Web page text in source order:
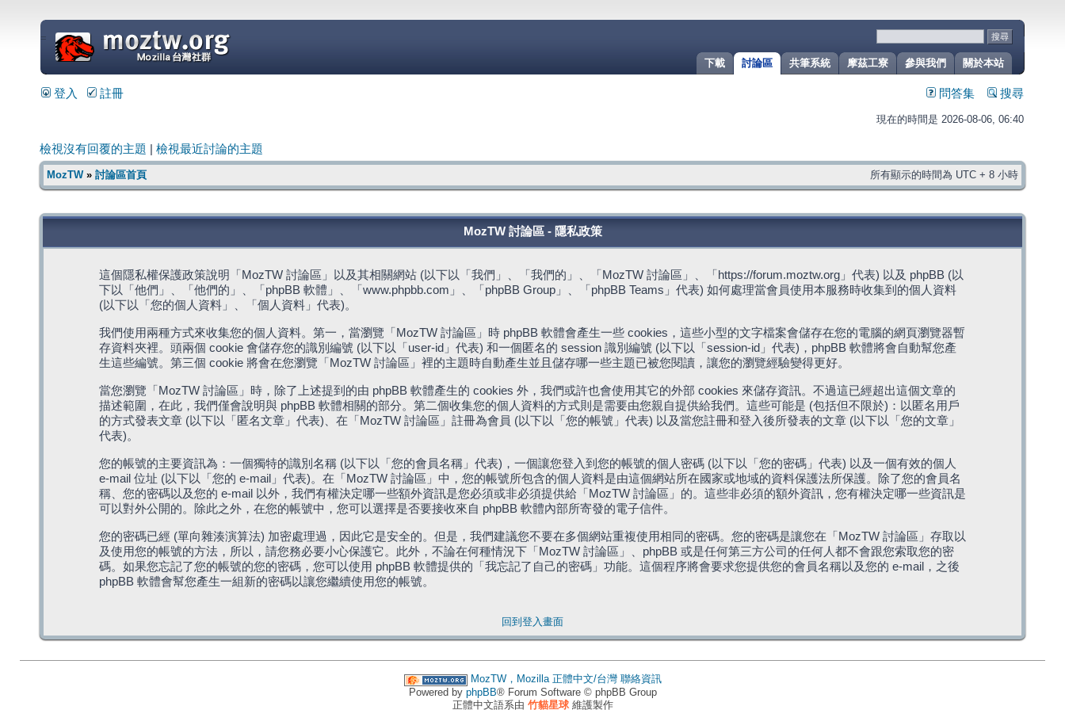
關於本站
參與我們
摩茲工寮
共筆系統
討論區
下載
=
登入 註冊 問答集 搜尋
現在的時間是 2026-08-06, 06:40
檢視沒有回覆的主題 檢視最近討論的主題
MozTW» 討論區首頁 所有顯示的時間為 UTC + 8 小時
MozTW 討論區 - 隱私政策
這個隱私權保護政策說明「MozTW 討論區」以及其相關網站 (以下以「我們」、「我們的」、「MozTW 討論區」、「https://forum.moztw.org」代表) 以及 phpBB (以
下以「他們」、「他們的」、「phpBB 軟體」、「www.phpbb.com」、「phpBB Group」、「phpBB Teams」代表) 如何處理當會員使用本服務時收集到的個人資料
(以下以「您的個人資料」、「個人資料」代表)。
我們使用兩種方式來收集您的個人資料。第一，當瀏覽「MozTW 討論區」時 phpBB 軟體會產生一些 cookies，這些小型的文字檔案會儲存在您的電腦的網頁瀏覽器暫
存資料夾裡。頭兩個 cookie 會儲存您的識別編號 (以下以「user-id」代表) 和一個匿名的 session 識別編號 (以下以「session-id」代表)，phpBB 軟體將會自動幫您產
生這些編號。第三個 cookie 將會在您瀏覽「MozTW 討論區」裡的主題時自動產生並且儲存哪一些主題已被您閱讀，讓您的瀏覽經驗變得更好。
當您瀏覽「MozTW 討論區」時，除了上述提到的由 phpBB 軟體產生的 cookies 外，我們或許也會使用其它的外部 cookies 來儲存資訊。不過這已經超出這個文章的
描述範圍，在此，我們僅會說明與 phpBB 軟體相關的部分。第二個收集您的個人資料的方式則是需要由您親自提供給我們。這些可能是 (包括但不限於)：以匿名用戶
的方式發表文章 (以下以「匿名文章」代表)、在「MozTW 討論區」註冊為會員 (以下以「您的帳號」代表) 以及當您註冊和登入後所發表的文章 (以下以「您的文章」
代表)。
您的帳號的主要資訊為：一個獨特的識別名稱 (以下以「您的會員名稱」代表)，一個讓您登入到您的帳號的個人密碼 (以下以「您的密碼」代表) 以及一個有效的個人
e-mail 位址 (以下以「您的 e-mail」代表)。在「MozTW 討論區」中，您的帳號所包含的個人資料是由這個網站所在國家或地域的資料保護法所保護。除了您的會員名
稱、您的密碼以及您的 e-mail 以外，我們有權決定哪一些額外資訊是您必須或非必須提供給「MozTW 討論區」的。這些非必須的額外資訊，您有權決定哪一些資訊是
可以對外公開的。除此之外，在您的帳號中，您可以選擇是否要接收來自 phpBB 軟體內部所寄發的電子信件。
您的密碼已經 (單向雜湊演算法) 加密處理過，因此它是安全的。但是，我們建議您不要在多個網站重複使用相同的密碼。您的密碼是讓您在「MozTW 討論區」存取以
及使用您的帳號的方法，所以，請您務必要小心保護它。此外，不論在何種情況下「MozTW 討論區」、phpBB 或是任何第三方公司的任何人都不會跟您索取您的密
碼。如果您忘記了您的帳號的您的密碼，您可以使用 phpBB 軟體提供的「我忘記了自己的密碼」功能。這個程序將會要求您提供您的會員名稱以及您的 e-mail，之後
phpBB 軟體會幫您產生一組新的密碼以讓您繼續使用您的帳號。
回到登入畫面
MozTW，Mozilla 正體中文/台灣 聯絡資訊
Powered by phpBB® Forum Software © phpBB Group
正體中文語系由 竹貓星球維護製作